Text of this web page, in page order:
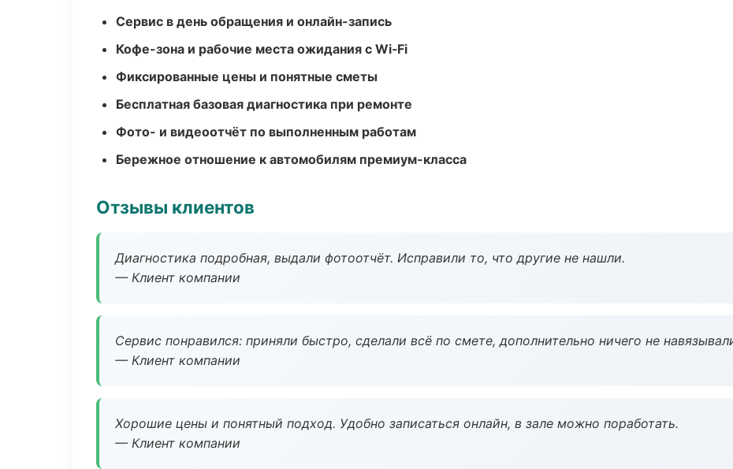
Сервис в день обращения и онлайн-запись
Кофе-зона и рабочие места ожидания с Wi‑Fi
Фиксированные цены и понятные сметы
Бесплатная базовая диагностика при ремонте
Фото- и видеоотчёт по выполненным работам
Бережное отношение к автомобилям премиум-класса
Отзывы клиентов
Диагностика подробная, выдали фотоотчёт. Исправили то, что другие не нашли.
— Клиент компании
Сервис понравился: приняли быстро, сделали всё по смете, дополнительно ничего не
— Клиент компании
Хорошие цены и понятный подход. Удобно записаться онлайн, в зале можно поработать.
— Клиент компании